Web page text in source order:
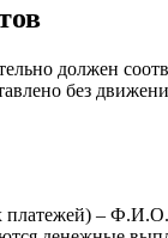
должен
без
–